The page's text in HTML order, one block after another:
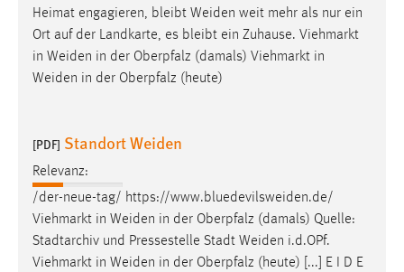
Heimat engagieren, bleibt Weiden weit mehr als nur ein
Ort auf der Landkarte, es bleibt ein Zuhause. Viehmarkt
in Weiden in der Oberpfalz (damals) Viehmarkt in
Weiden in der Oberpfalz (heute)
[PDF] Standort Weiden
Relevanz:
/der-neue-tag/ https://www.bluedevilsweiden.de/
Viehmarkt in Weiden in der Oberpfalz (damals) Quelle:
Stadtarchiv und Pressestelle Stadt Weiden i.d.OPf.
Viehmarkt in Weiden in der Oberpfalz (heute) [...] E I D E
Jahre, MIBEW_UserID = 1 Jahr
Login
Zweck:
Dieser Cookie ist notwendig um sich an der Website
einloggen zu können.
Cookie Laufzeit:
24 Stunden